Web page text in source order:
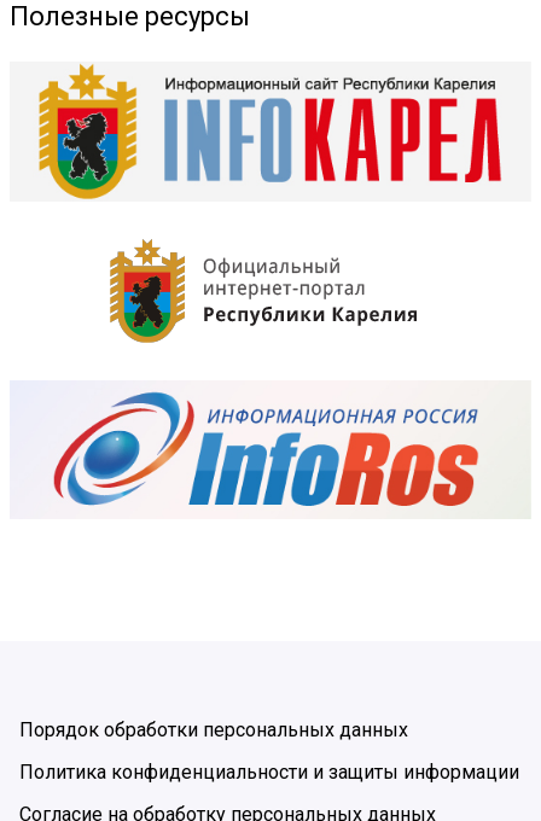
Полезные ресурсы
Порядок обработки персональных данных
Политика конфиденциальности и защиты информации
Согласие на обработку персональных данных